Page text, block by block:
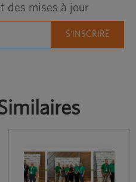
des mises à jour